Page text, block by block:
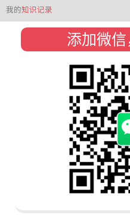
我的知识记录
添加微